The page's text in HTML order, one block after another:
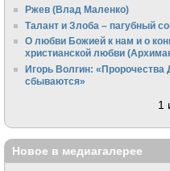
Ржев (Влад Маленко)
Талант и Злоба – пагубный
О любви Божией к нам и о
христианской любви
Игорь Волгин: «Пророчества
сбываются»
1
Новое в медиагалерее